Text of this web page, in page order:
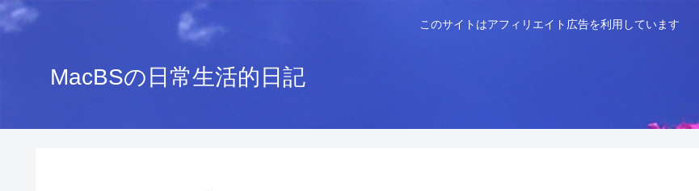
このサイトはアフィリエイト広告を利用しています
MacBSの日常生活的日記